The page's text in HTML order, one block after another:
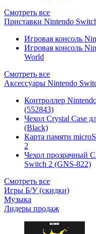
Смотреть все
Приставки Nintendo
Игровая консоль
Игровая консоль
World
Смотреть все
Аксессуары Nintendo
Контроллер
(552843)
Чехол Сrystal Сase
(Black)
Карта памяти
2
Чехол прозрачный
Switch 2 (GNS-822)
Смотреть все
Игры Б/У (скидки)
Музыка
Лидеры продаж